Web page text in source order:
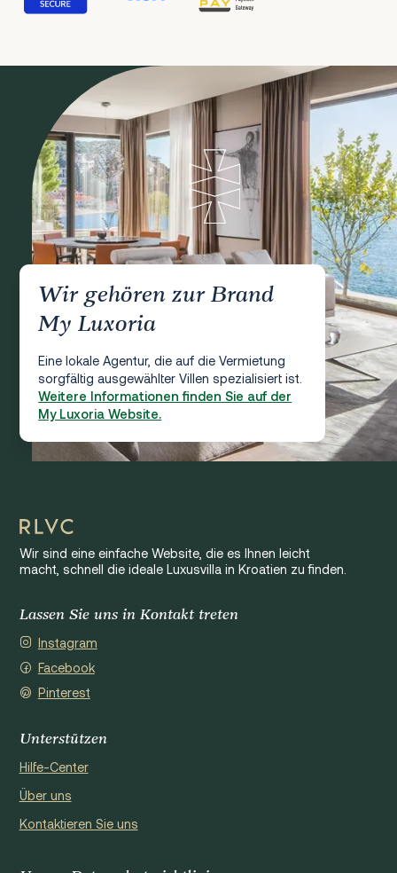
Wir gehören zur Brand
My Luxoria
Eine lokale Agentur, die auf die Vermietung
sorgfältig ausgewählter Villen spezialisiert ist.
Weitere Informationen finden Sie auf der
My Luxoria Website.
Wir sind eine einfache Website, die es Ihnen leicht
macht, schnell die ideale Luxusvilla in Kroatien zu finden.
Lassen Sie uns in Kontakt treten
Instagram
Facebook
Pinterest
Unterstützen
Hilfe-Center
Über uns
Kontaktieren Sie uns